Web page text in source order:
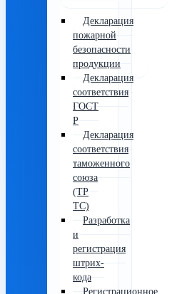
Декларация
пожарной
безопасности
продукции
Декларация
соответствия
ГОСТ
Р
Декларация
соответствия
таможенного
союза
(ТР
ТС)
Разработка
и
регистрация
штрих-
кода
Регистрационное